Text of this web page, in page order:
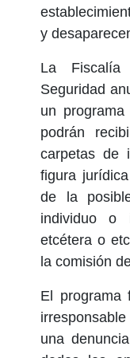
y
La
Seguridad
un
podrán
carpetas de
figura
de la
individuo o
etcétera o
la comisión
El programa
una